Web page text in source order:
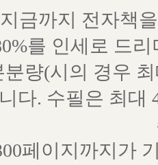
금까지 전자책
를 인세로 드
량(시의 경우
다. 수필은 최대
페이지까지가